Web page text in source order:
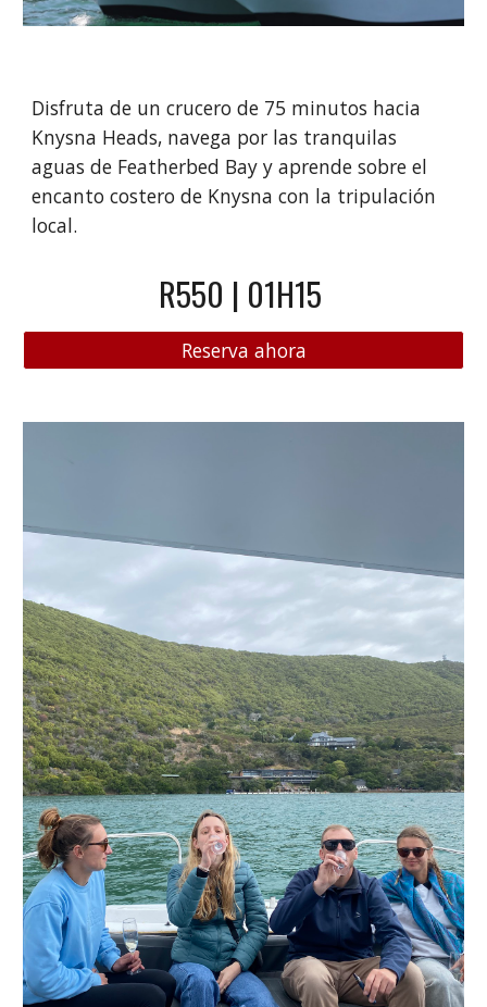
Disfruta de un crucero de 75 minutos hacia
Knysna Heads, navega por las tranquilas
aguas de Featherbed Bay y aprende sobre el
encanto costero de Knysna con la tripulación
local.
R550 | 01H15
Reserva ahora